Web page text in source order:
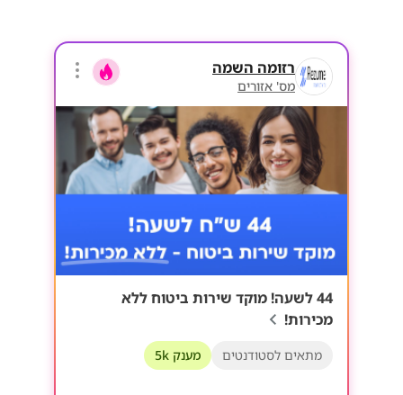
רזומה השמה
מס' אזורים
44 לשעה! מוקד שירות ביטוח ללא
מכירות!
מתאים לסטודנטים מענק 5k